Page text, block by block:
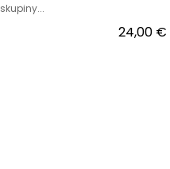
skupiny...
24,00 €